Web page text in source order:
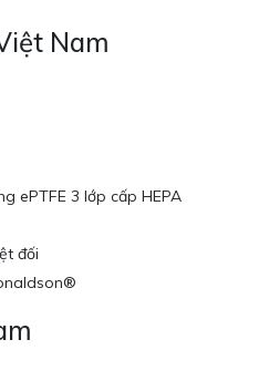
Nam
ePTFE 3 lớp cấp HEPA
đối